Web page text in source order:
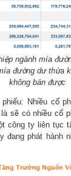
ngành mía
đường dư thừa
không bán được
Nhiều cổ
sẽ có nhiều cổ
công ty liên tục
đang phát hành